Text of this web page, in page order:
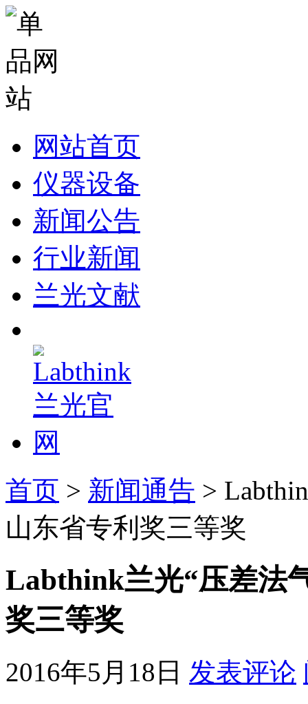
网站首页
仪器设备
新闻公告
行业新闻
兰光文献
首页 > 新闻通告 >
山东省专利奖三等奖
Labthink兰光“压差法
奖三等奖
2016年5月18日 发表评论